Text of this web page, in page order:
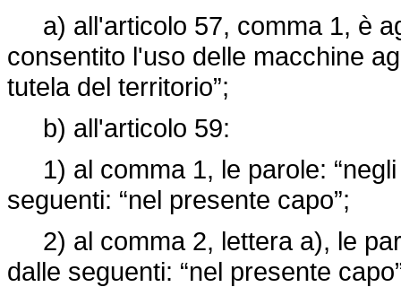
a) all'articolo 57, comma 1, è
consentito l'uso delle macchine
tutela del territorio”;
b) all'articolo 59:
1) al comma 1, le parole: “negli
seguenti: “nel presente capo”;
2) al comma 2, lettera a), le
dalle seguenti: “nel presente